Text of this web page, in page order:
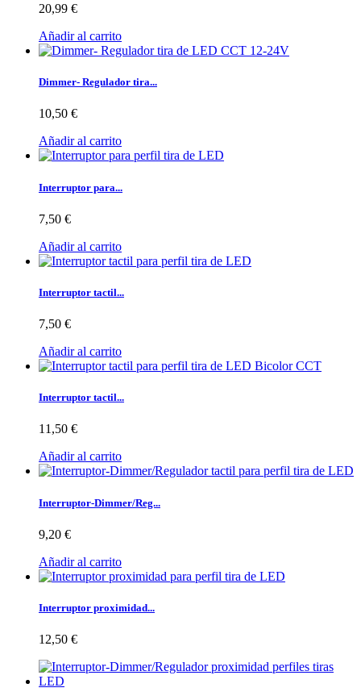
20,99 €
Añadir al carrito
Dimmer- Regulador tira...
10,50 €
Añadir al carrito
Interruptor para...
7,50 €
Añadir al carrito
Interruptor tactil...
7,50 €
Añadir al carrito
Interruptor tactil...
11,50 €
Añadir al carrito
Interruptor-Dimmer/Reg...
9,20 €
Añadir al carrito
Interruptor proximidad...
12,50 €